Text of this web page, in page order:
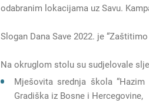
odabranim lokacijama uz Savu.
Slogan Dana Save 2022. je
Na okruglom stolu su sudjelovale
Mješovita srednja škola
Gradiška iz Bosne i Hercegovine,